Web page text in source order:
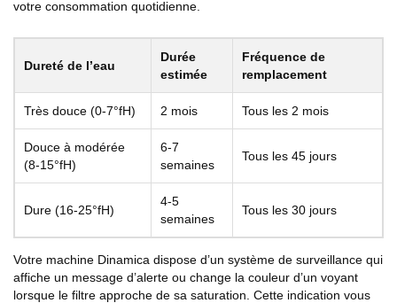
votre consommation quotidienne.
Dureté de l’eau
Durée
estimée
Fréquence de
remplacement
Très douce (0-7°fH) 2 mois Tous les 2 mois
Douce à modérée
(8-15°fH)
6-7
semaines
Tous les 45 jours
Dure (16-25°fH)
4-5
semaines
Tous les 30 jours
Votre machine Dinamica dispose d’un système de surveillance qui
affiche un message d’alerte ou change la couleur d’un voyant
lorsque le filtre approche de sa saturation. Cette indication vous